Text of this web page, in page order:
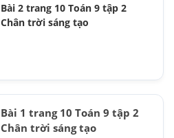
Bài 2 trang 10 Toán 9 tập 2
Chân trời sáng tạo
Bài 1 trang 10 Toán 9 tập 2
Chân trời sáng tạo